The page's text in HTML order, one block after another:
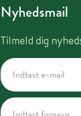
Nyhedsmail
Tilmeld dig